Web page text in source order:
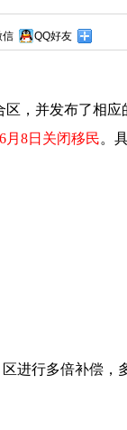
信 QQ好友
区，并发布了相应
6月8日关闭移民。
区进行多倍补偿，